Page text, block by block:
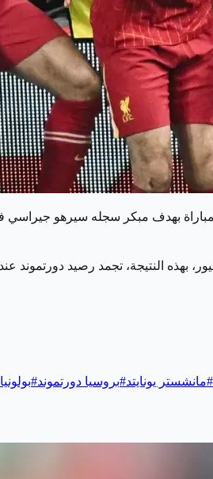
#مانشستر يونايتد#بروسيا دورتموند#بولونيا